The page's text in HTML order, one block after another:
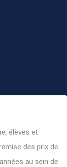
élèves et
des prix de
au sein de